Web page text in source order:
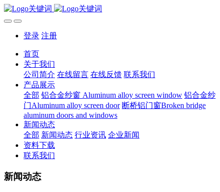
登录 注册
首页
关于我们
公司简介 在线留言 在线反馈 联系我们
产品展示
全部 铝合金纱窗 Aluminum alloy screen window 铝合金纱
门Aluminum alloy screen door 断桥铝门窗Broken bridge
aluminum doors and windows
新闻动态
全部 新闻动态 行业资讯 企业新闻
资料下载
联系我们
新闻动态